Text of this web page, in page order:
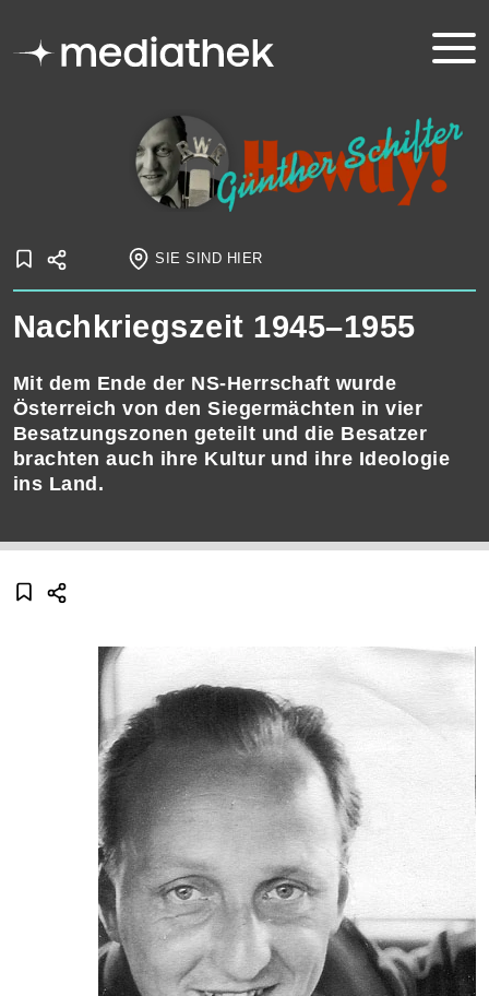
SIE SIND HIER
Startseite Onlineausstellungen Schifter
Der Sammler
Nachkriegszeit 1945–1955
Nachkriegszeit 1945–1955
Mit dem Ende der NS-Herrschaft wurde
Österreich von den Sieger­mächten in vier
Besatzungszonen geteilt und die Besatzer
brachten auch ihre Kultur und ihre Ideologie
ins Land.